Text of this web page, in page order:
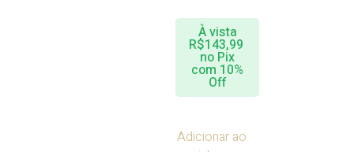
À vista
R$143,99
no Pix
com 10%
Off
Adicionar ao